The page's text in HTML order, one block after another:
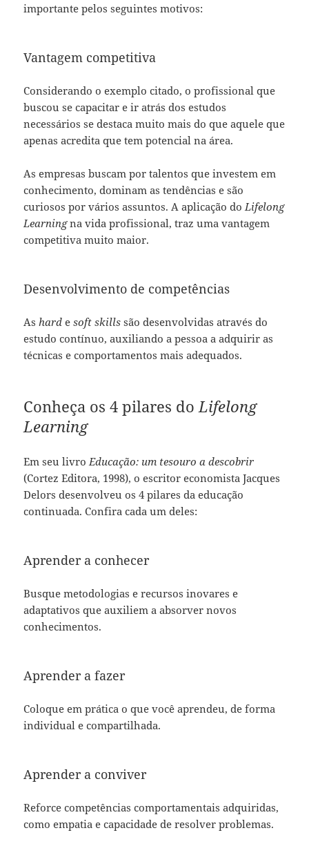
importante pelos seguintes motivos:
Vantagem competitiva
Considerando o exemplo citado, o profissional que
buscou se capacitar e ir atrás dos estudos
necessários se destaca muito mais do que aquele que
apenas acredita que tem potencial na área.
As empresas buscam por talentos que investem em
conhecimento, dominam as tendências e são
curiosos por vários assuntos. A aplicação do Lifelong
Learningna vida profissional, traz uma vantagem
competitiva muito maior.
Desenvolvimento de competências
As hard esoft skills são desenvolvidas através do
estudo contínuo, auxiliando a pessoa a adquirir as
técnicas e comportamentos mais adequados.
Conheça os 4 pilares do Lifelong
Learning
Em seu livro Educação: um tesouro a descobrir
(Cortez Editora, 1998), o escritor economista Jacques
Delors desenvolveu os 4 pilares da educação
continuada. Confira cada um deles:
Aprender a conhecer
Busque metodologias e recursos inovares e
adaptativos que auxiliem a absorver novos
conhecimentos.
Aprender a fazer
Coloque em prática o que você aprendeu, de forma
individual e compartilhada.
Aprender a conviver
Reforce competências comportamentais adquiridas,
como empatia e capacidade de resolver problemas.